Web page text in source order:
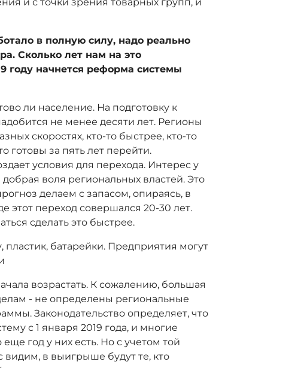
в полную силу, надо реально
Сколько лет нам на это
году начнется реформа системы
ли население. На подготовку к
не менее десяти лет. Регионы
скоростях, кто-то быстрее, кто-то
готовы за пять лет перейти.
условия для перехода. Интерес у
воля региональных властей. Это
делаем с запасом, опираясь, в
этот переход совершался 20-30 лет.
сделать это быстрее.
пластик, батарейки. Предприятия могут
возрастать. К сожалению, большая
- не определены региональные
Законодательство определяет, что
с 1 января 2019 года, и многие
год у них есть. Но с учетом той
в выигрыше будут те, кто